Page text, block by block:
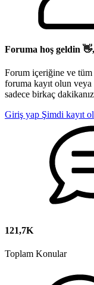
Foruma hoş geldin
Forum içeriğine ve
foruma kayıt olun
sadece birkaç
Giriş yap Şimdi kayıt ol
121,7K
Toplam Konular